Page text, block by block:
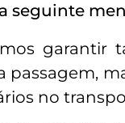
seguinte
garantir
passagem,
no